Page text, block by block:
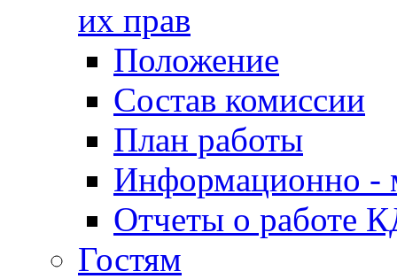
их прав
Положение
Состав комиссии
План работы
Информационно -
Отчеты о работе
Гостям